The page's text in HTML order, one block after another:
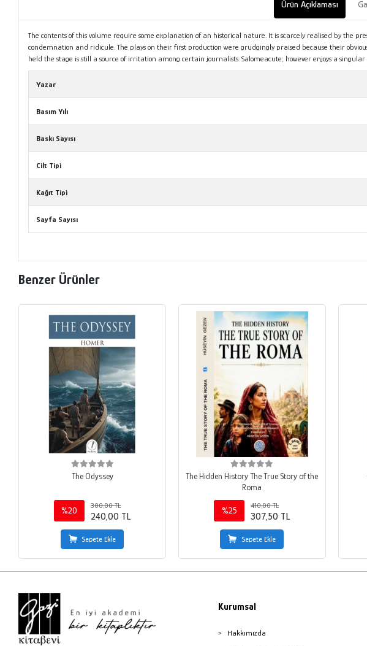
Ürün Açıklaması
The contents of this volume require some explanation of an historical nature. It is scarcely realised by the
condemnation and ridicule. The plays on their first production were grudgingly praised because their
held the stage is still a source of irritation among certain journalists. Salomeacute; however enjoys a singular
Yazar
Basım Yılı
Baskı Sayısı
Cilt Tipi
Kağıt Tipi
Sayfa Sayısı
Benzer Ürünler
The Odyssey
%20
300,00 TL
240,00 TL
Sepete Ekle
The Hidden History The True Story of the
Roma
%25
410,00 TL
307,50 TL
Sepete Ekle
Kurumsal
Hakkımızda